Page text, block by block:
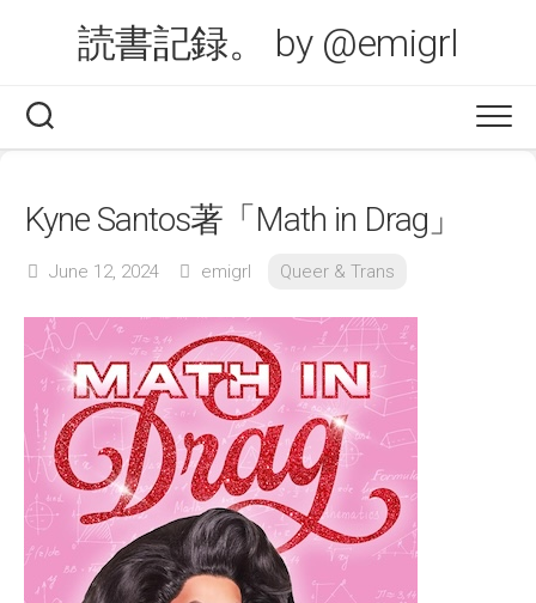
読書記録。 by @emigrl
Kyne Santos著「Math in Drag」
June 12, 2024 emigrl Queer & Trans